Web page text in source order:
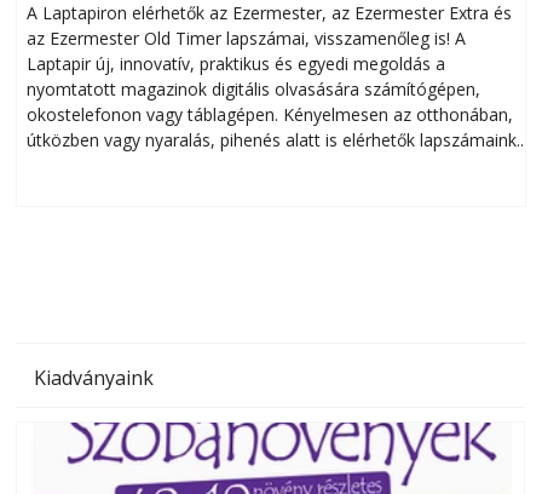
A Laptapiron elérhetők az Ezermester, az Ezermester Extra és
az Ezermester Old Timer lapszámai, visszamenőleg is! A
Laptapir új, innovatív, praktikus és egyedi megoldás a
nyomtatott magazinok digitális olvasására számítógépen,
okostelefonon vagy táblagépen. Kényelmesen az otthonában,
útközben vagy nyaralás, pihenés alatt is elérhetők lapszámaink.
Kiadványaink